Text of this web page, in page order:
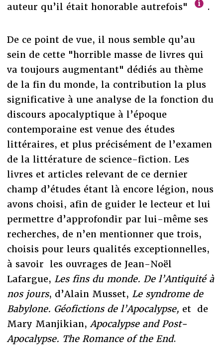
auteur qu’il était honorable autrefois"
.
De ce point de vue, il nous semble qu’au
sein de cette "horrible masse de livres qui
va toujours augmentant" dédiés au thème
de la fin du monde, la contribution la plus
significative à une analyse de la fonction du
discours apocalyptique à l’époque
contemporaine est venue des études
littéraires, et plus précisément de l’examen
de la littérature de science-fiction. Les
livres et articles relevant de ce dernier
champ d’études étant là encore légion, nous
avons choisi, afin de guider le lecteur et lui
permettre d’approfondir par lui-même ses
recherches, de n’en mentionner que trois,
choisis pour leurs qualités exceptionnelles,
à savoir les ouvrages de Jean-Noël
Lafargue, Les fins du monde. De l’Antiquité à
nos jours, d’Alain Musset, Le syndrome de
Babylone. Géofictions de l’Apocalypse, et de
Mary Manjikian, Apocalypse and Post-
Apocalypse. The Romance of the End.